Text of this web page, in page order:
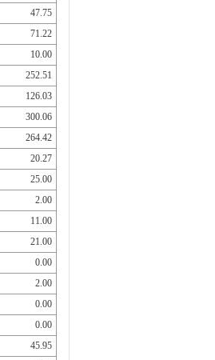
47.75
71.22
10.00
252.51
126.03
300.06
264.42
20.27
25.00
2.00
11.00
21.00
0.00
2.00
0.00
0.00
45.95